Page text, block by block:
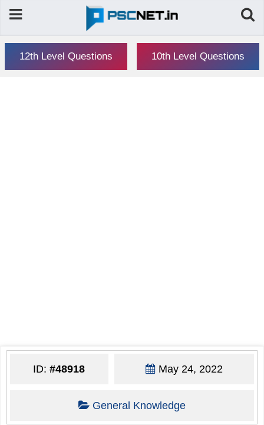
12th Level Questions 10th Level Questions
ID:#48918 May 24, 2022
General Knowledge